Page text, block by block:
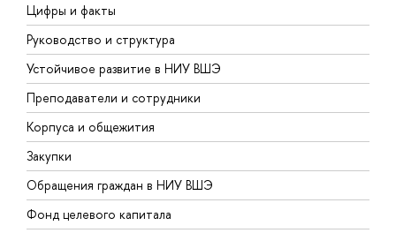
Цифры и факты
Руководство и структура
Устойчивое развитие в НИУ ВШЭ
Преподаватели и сотрудники
Корпуса и общежития
Закупки
Обращения граждан в НИУ ВШЭ
Фонд целевого капитала